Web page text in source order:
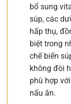
bổ sung
súp, các
hấp thụ,
biệt trong
chế biến
không đòi
phù hợp
nấu ăn.